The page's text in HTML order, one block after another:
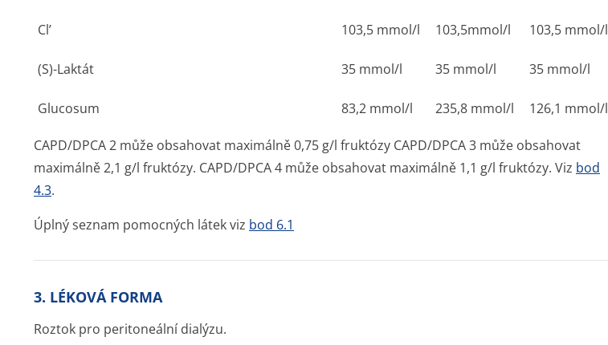
Cl’ 103,5 mmol/l 103,5mmol/l 103,5 mmol/l
(S)-Laktát 35 mmol/l 35 mmol/l 35 mmol/l
Glucosum 83,2 mmol/l 235,8 mmol/l 126,1 mmol/l
CAPD/DPCA 2 může obsahovat maximálně 0,75 g/l fruktózy CAPD/DPCA 3 může obsahovat
maximálně 2,1 g/l fruktózy. CAPD/DPCA 4 může obsahovat maximálně 1,1 g/l fruktózy. Viz bod
4.3.
Úplný seznam pomocných látek viz bod 6.1
3. LÉKOVÁ FORMA
Roztok pro peritoneální dialýzu.